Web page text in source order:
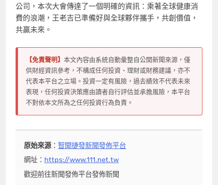
公司，本次大會傳達了一個明確的資訊：乘著全球健康消
費的浪潮，王老吉已準備好與全球夥伴攜手，共創價值，
共贏未來。
【免責聲明】 本文內容由系統自動彙整自公開新聞來源，僅
供財經資訊參考，不構成任何投資、理財或財務建議，亦不
代表本平台之立場。投資一定有風險，過去績效不代表未來
表現，任何投資決策應由讀者自行評估並承擔風險，本平台
不對依本文所為之任何投資行為負責。
原始來源：智聞捷發新聞發佈平台
網址： https://www.111.net.tw
歡迎前往新聞發佈平台發佈新聞